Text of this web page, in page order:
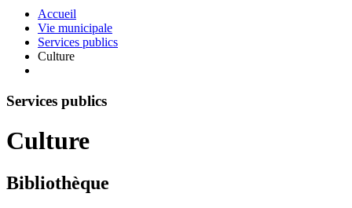
Accueil
Vie municipale
Services publics
Culture
Services publics
Culture
Bibliothèque